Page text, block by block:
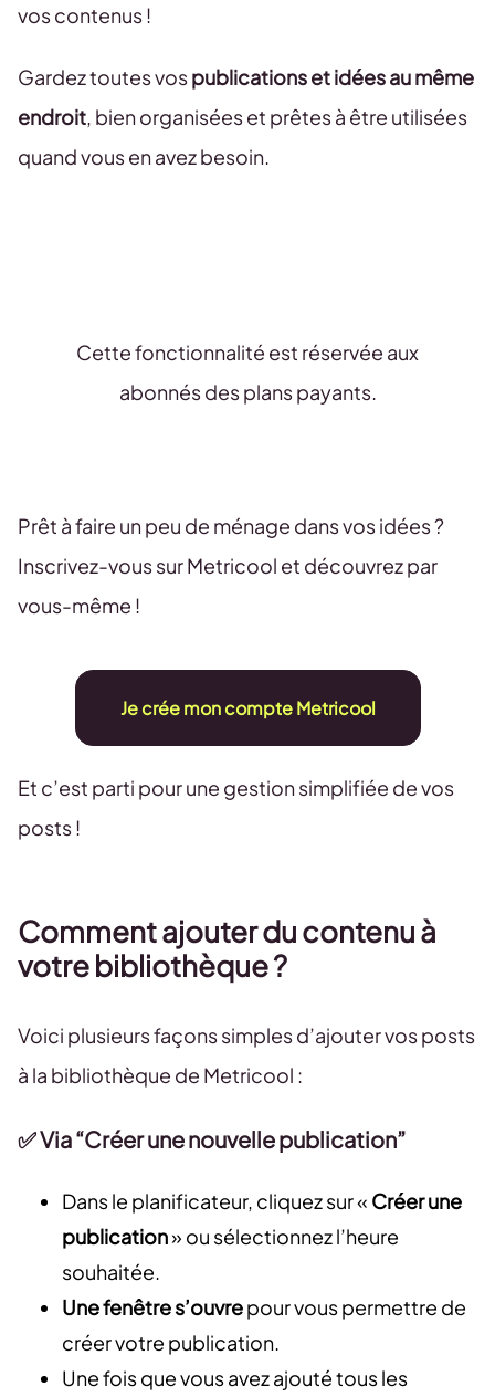
vos contenus !
Gardez toutes vospublications et idées au même
endroit, bien organisées et prêtes à être utilisées
quand vous en avez besoin.
Cette fonctionnalité est réservée aux
abonnés des plans payants.
Prêt à faire un peu de ménage dans vos idées ?
Inscrivez-vous sur Metricool et découvrez par
vous-même !
Je crée mon compte Metricool
Et c’est parti pour une gestion simplifiée de vos
posts !
Comment ajouter du contenu à
votre bibliothèque ?
Voici plusieurs façons simples d’ajouter vos posts
à la bibliothèque de Metricool :
✅ Via “Créer une nouvelle publication”
Dans le planificateur, cliquez sur « Créer une
publication» ou sélectionnez l’heure
souhaitée.
Une fenêtre s’ouvrepour vous permettre de
créer votre publication.
Une fois que vous avez ajouté tous les